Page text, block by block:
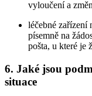
vyloučení a
léčebné zařízení
písemně na
pošta, u které je
6. Jaké jsou
situace